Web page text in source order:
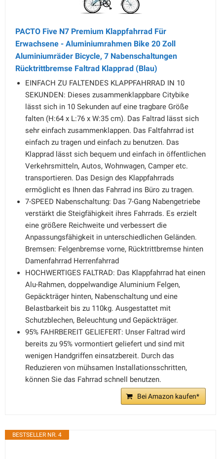
PACTO Five N7 Premium Klappfahrrad Für
Erwachsene - Aluminiumrahmen Bike 20 Zoll
Aluminiumräder Bicycle, 7 Nabenschaltungen
Rücktrittbremse Faltrad Klapprad (Blau)
EINFACH ZU FALTENDES KLAPPFAHRRAD IN 10
SEKUNDEN: Dieses zusammenklappbare Citybike
lässt sich in 10 Sekunden auf eine tragbare Größe
falten (H:64 x L:76 x W:35 cm). Das Faltrad lässt sich
sehr einfach zusammenklappen. Das Faltfahrrad ist
einfach zu tragen und einfach zu benutzen. Das
Klapprad lässt sich bequem und einfach in öffentlichen
Verkehrsmitteln, Autos, Wohnwagen, Camper etc.
transportieren. Das Design des Klappfahrrads
ermöglicht es Ihnen das Fahrrad ins Büro zu tragen.
7-SPEED Nabenschaltung: Das 7-Gang Nabengetriebe
verstärkt die Steigfähigkeit ihres Fahrrads. Es erzielt
eine größere Reichweite und verbessert die
Anpassungsfähigkeit in unterschiedlichen Geländen.
Bremsen: Felgenbremse vorne, Rücktrittbremse hinten
Damenfahrrad Herrenfahrrad
HOCHWERTIGES FALTRAD: Das Klappfahrrad hat einen
Alu-Rahmen, doppelwandige Aluminium Felgen,
Gepäckträger hinten, Nabenschaltung und eine
Belastbarkeit bis zu 110kg. Ausgestattet mit
Schutzblechen, Beleuchtung und Gepäckträger.
95% FAHRBEREIT GELIEFERT: Unser Faltrad wird
bereits zu 95% vormontiert geliefert und sind mit
wenigen Handgriffen einsatzbereit. Durch das
Reduzieren von mühsamen Installationsschritten,
können Sie das Fahrrad schnell benutzen.
Bei Amazon kaufen*
BESTSELLER NR. 4